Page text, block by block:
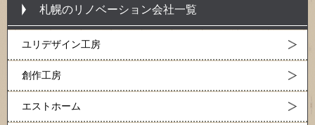
札幌のリノベーション会社一覧
ユリデザイン工房
創作工房
エストホーム